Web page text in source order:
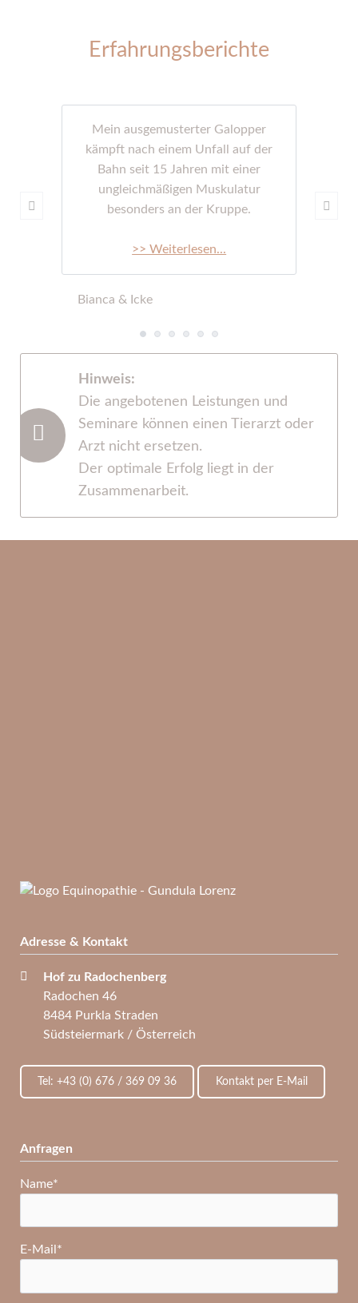
Erfahrungsberichte
Mein ausgemusterter Galopper
kämpft nach einem Unfall auf der
Bahn seit 15 Jahren mit einer
ungleichmäßigen Muskulatur
besonders an der Kruppe.
>> Weiterlesen...
Bianca & Icke
Hinweis:
Die angebotenen Leistungen und
Seminare können einen Tierarzt oder
Arzt nicht ersetzen.
Der optimale Erfolg liegt in der
Zusammenarbeit.
Adresse & Kontakt
Hof zu Radochenberg
Radochen 46
8484 Purkla Straden
Südsteiermark / Österreich
Tel: +43 (0) 676 / 369 09 36 Kontakt per E-Mail
Anfragen
Pflichtfeld
Name*
Pflichtfeld
E-Mail *